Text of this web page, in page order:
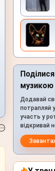
музикою
Додавай
потрапляй
участь у
відкривай